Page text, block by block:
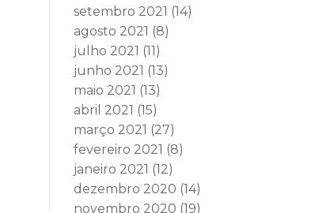
setembro 2021 (14)
agosto 2021 (8)
julho 2021 (11)
junho 2021 (13)
maio 2021 (13)
abril 2021 (15)
março 2021 (27)
fevereiro 2021 (8)
janeiro 2021 (12)
dezembro 2020 (14)
novembro 2020 (19)